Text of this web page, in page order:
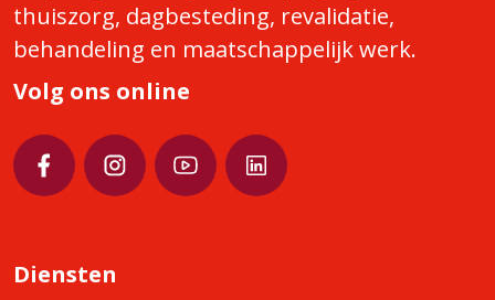
thuiszorg, dagbesteding, revalidatie,
behandeling en maatschappelijk werk.
Volg ons online
Diensten